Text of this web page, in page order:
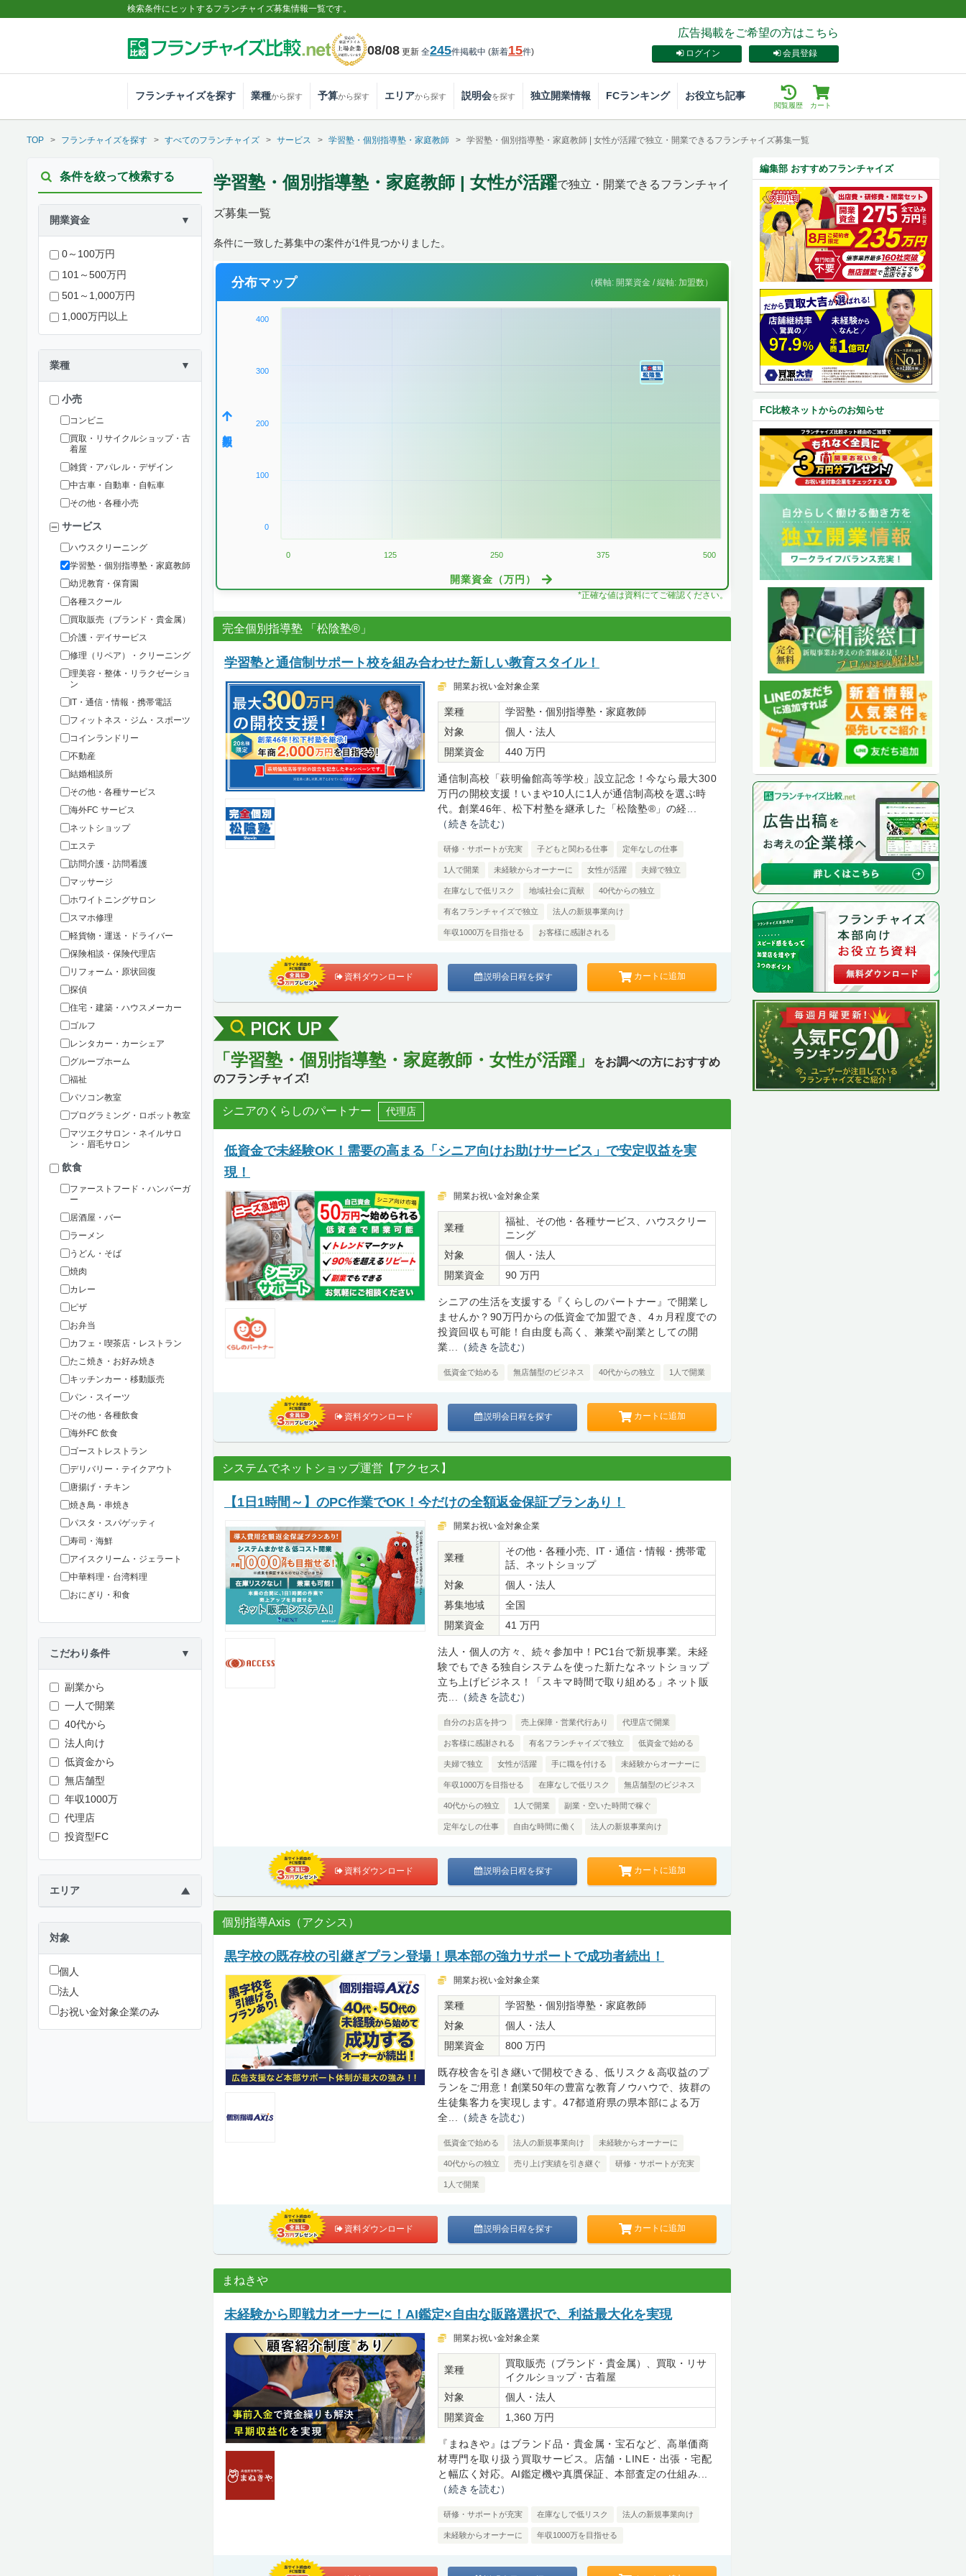
検索条件にヒットするフランチャイズ募集情報一覧です。
08/08 更新 全245件掲載中 (新着15件)
広告掲載をご希望の方はこちら
会員登録
ログイン
フランチャイズを探す 業種から探す 予算から探す エリアから探す 説明会を探す 独立開業情報 FCランキング お役立ち記事
カート
閲覧履歴
TOP フランチャイズを探す すべてのフランチャイズ サービス 学習塾・個別指導塾・家庭教師 学習塾・個別指導塾・家庭教師 | 女性が活躍で独立・開業できるフランチャイズ募集一覧
条件を絞って検索する
開業資金 ▼
0～100万円
101～500万円
501～1,000万円
1,000万円以上
業種 ▼
小売
コンビニ
買取・リサイクルショップ・古
着屋
雑貨・アパレル・デザイン
中古車・自動車・自転車
その他・各種小売
サービス
ハウスクリーニング
学習塾・個別指導塾・家庭教師
幼児教育・保育園
各種スクール
買取販売（ブランド・貴金属）
介護・デイサービス
修理（リペア）・クリーニング
理美容・整体・リラクゼーショ
ン
IT・通信・情報・携帯電話
フィットネス・ジム・スポーツ
コインランドリー
不動産
結婚相談所
その他・各種サービス
海外FC サービス
ネットショップ
エステ
訪問介護・訪問看護
マッサージ
ホワイトニングサロン
スマホ修理
軽貨物・運送・ドライバー
保険相談・保険代理店
リフォーム・原状回復
探偵
住宅・建築・ハウスメーカー
ゴルフ
レンタカー・カーシェア
グループホーム
福祉
パソコン教室
プログラミング・ロボット教室
マツエクサロン・ネイルサロ
ン・眉毛サロン
飲食
ファーストフード・ハンバーガ
ー
居酒屋・バー
ラーメン
うどん・そば
焼肉
カレー
ピザ
お弁当
カフェ・喫茶店・レストラン
たこ焼き・お好み焼き
キッチンカー・移動販売
パン・スイーツ
その他・各種飲食
海外FC 飲食
ゴーストレストラン
デリバリー・テイクアウト
唐揚げ・チキン
焼き鳥・串焼き
パスタ・スパゲッティ
寿司・海鮮
アイスクリーム・ジェラート
中華料理・台湾料理
おにぎり・和食
こだわり条件 ▼
副業から
一人で開業
40代から
法人向け
低資金から
無店舗型
年収1000万
代理店
投資型FC
エリア ▶
対象
個人
法人
お祝い金対象企業のみ
学習塾・個別指導塾・家庭教師 | 女性が活躍で独立・開業できるフランチャイ
ズ募集一覧
条件に一致した募集中の案件が1件見つかりました。
分布マップ （横軸: 開業資金 / 縦軸: 加盟数）
400
300
200
100
0
0 125 250 375 500
開業資金（万円）
*正確な値は資料にてご確認ください。
完全個別指導塾 「松陰塾®」
学習塾と通信制サポート校を組み合わせた新しい教育スタイル！
開業お祝い金対象企業
業種
学習塾・個別指導塾・家庭教師
対象
個人・法人
開業資金
440 万円
通信制高校「萩明倫館高等学校」設立記念！今なら最大300
万円の開校支援！いまや10人に1人が通信制高校を選ぶ時
代。創業46年、松下村塾を継承した「松陰塾®」の経...
（続きを読む）
研修・サポートが充実 子どもと関わる仕事 定年なしの仕事
1人で開業 未経験からオーナーに 女性が活躍 夫婦で独立
在庫なしで低リスク 地域社会に貢献 40代からの独立
有名フランチャイズで独立 法人の新規事業向け
年収1000万を目指せる お客様に感謝される
資料ダウンロード 説明会日程を探す カートに追加
「学習塾・個別指導塾・家庭教師・女性が活躍」
をお調べの方におすすめ
のフランチャイズ!
シニアのくらしのパートナー 代理店
低資金で未経験OK！需要の高まる「シニア向けお助けサービス」で安定収益を実
現！
開業お祝い金対象企業
業種
福祉、その他・各種サービス、ハウスクリー
ニング
対象
個人・法人
開業資金
90 万円
シニアの生活を支援する『くらしのパートナー』で開業し
ませんか？90万円からの低資金で加盟でき、4ヵ月程度での
投資回収も可能！自由度も高く、兼業や副業としての開
業...
（続きを読む）
低資金で始める 無店舗型のビジネス 40代からの独立 1人で開業
資料ダウンロード 説明会日程を探す カートに追加
システムでネットショップ運営【アクセス】
【1日1時間～】のPC作業でOK！今だけの全額返金保証プランあり！
開業お祝い金対象企業
業種
その他・各種小売、IT・通信・情報・携帯電
話、ネットショップ
対象
個人・法人
募集地域
全国
開業資金
41 万円
法人・個人の方々、続々参加中！PC1台で新規事業。未経
験でもできる独自システムを使った新たなネットショップ
立ち上げビジネス！「スキマ時間で取り組める」ネット販
売...
（続きを読む）
自分のお店を持つ 売上保障・営業代行あり 代理店で開業
お客様に感謝される 有名フランチャイズで独立 低資金で始める
夫婦で独立 女性が活躍 手に職を付ける 未経験からオーナーに
年収1000万を目指せる 在庫なしで低リスク 無店舗型のビジネス
40代からの独立 1人で開業 副業・空いた時間で稼ぐ
定年なしの仕事 自由な時間に働く 法人の新規事業向け
資料ダウンロード 説明会日程を探す カートに追加
個別指導Axis（アクシス）
黒字校の既存校の引継ぎプラン登場！県本部の強力サポートで成功者続出！
開業お祝い金対象企業
業種
学習塾・個別指導塾・家庭教師
対象
個人・法人
開業資金
800 万円
既存校舎を引き継いで開校できる、低リスク＆高収益のプ
ランをご用意！創業50年の豊富な教育ノウハウで、抜群の
生徒集客力を実現します。47都道府県の県本部による万
全...
（続きを読む）
低資金で始める 法人の新規事業向け 未経験からオーナーに
40代からの独立 売り上げ実績を引き継ぐ 研修・サポートが充実
1人で開業
資料ダウンロード 説明会日程を探す カートに追加
まねきや
未経験から即戦力オーナーに！AI鑑定×自由な販路選択で、利益最大化を実現
開業お祝い金対象企業
業種
買取販売（ブランド・貴金属）、買取・リサ
イクルショップ・古着屋
対象
個人・法人
開業資金
1,360 万円
『まねきや』はブランド品・貴金属・宝石など、高単価商
材専門を取り扱う買取サービス。店舗・LINE・出張・宅配
と幅広く対応。AI鑑定機や真贋保証、本部査定の仕組み...
（続きを読む）
研修・サポートが充実 在庫なしで低リスク 法人の新規事業向け
未経験からオーナーに 年収1000万を目指せる
編集部 おすすめフランチャイズ
FC比較ネットからのお知らせ